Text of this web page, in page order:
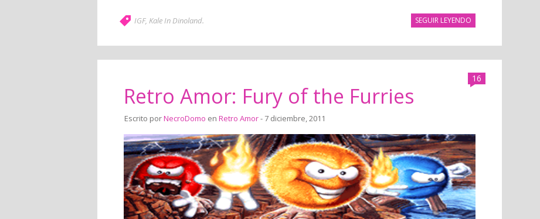
SEGUIR LEYENDO
IGF, Kale In Dinoland.
16
Retro Amor: Fury of the Furries
Escrito porNecroDomo en Retro Amor- 7 diciembre, 2011